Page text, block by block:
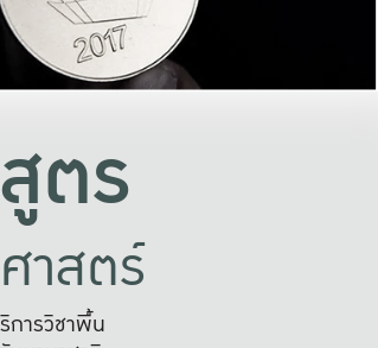
ตร
าสตร์
ารวิชาพื้น